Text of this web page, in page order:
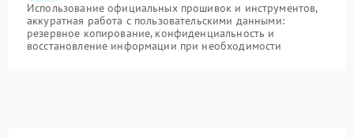
Использование официальных прошивок и инструментов,
аккуратная работа с пользовательскими данными:
резервное копирование, конфиденциальность и
восстановление информации при необходимости